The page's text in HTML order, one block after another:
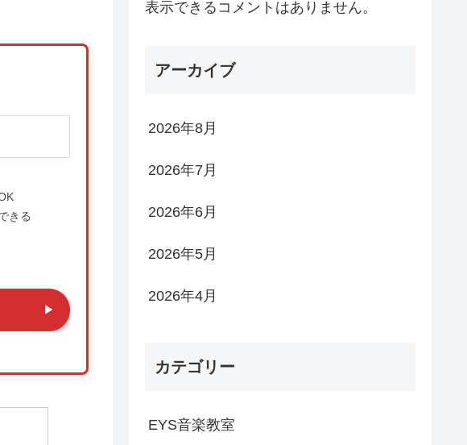
きる
表示できるコメントはありません。
アーカイブ
2026年8月
2026年7月
2026年6月
2026年5月
2026年4月
カテゴリー
EYS音楽教室